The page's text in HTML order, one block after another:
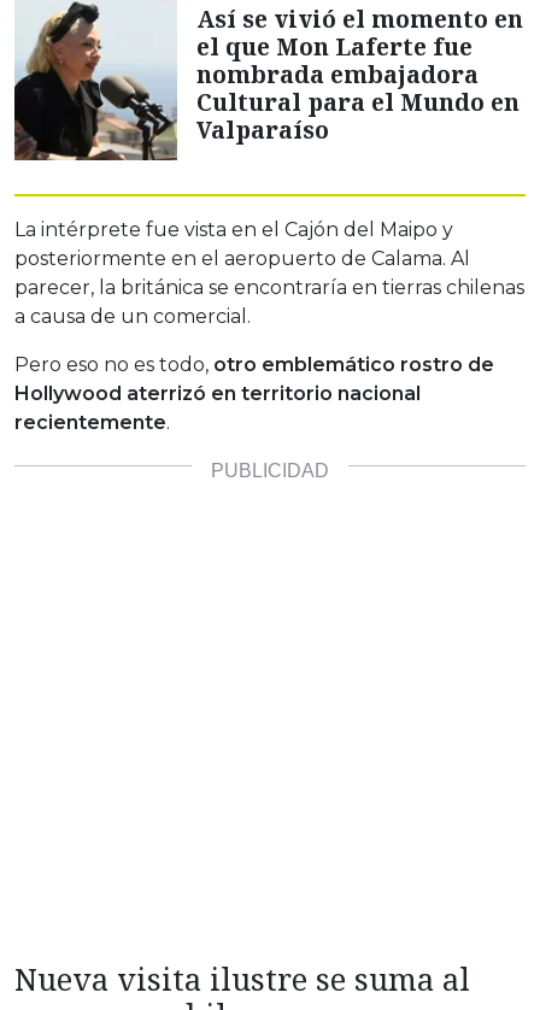
Así se vivió el momento en
el que Mon Laferte fue
nombrada embajadora
Cultural para el Mundo en
Valparaíso
La intérprete fue vista en el Cajón del Maipo y
posteriormente en el aeropuerto de Calama. Al
parecer, la británica se encontraría en tierras chilenas
a causa de un comercial.
Pero eso no es todo, otro emblemático rostro de
Hollywood aterrizó en territorio nacional
recientemente.
Nueva visita ilustre se suma al